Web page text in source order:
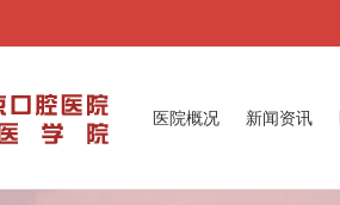
医院概况 新闻资讯